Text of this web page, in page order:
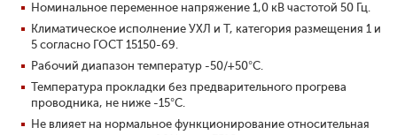
Номинальное переменное напряжение 1,0 кВ частотой 50 Гц.
Климатическое исполнение УХЛ и Т, категория размещения 1 и
5 согласно ГОСТ 15150-69.
Рабочий диапазон температур -50/+50°С.
Температура прокладки без предварительного прогрева
проводника, не ниже -15°С.
Не влияет на нормальное функционирование относительная